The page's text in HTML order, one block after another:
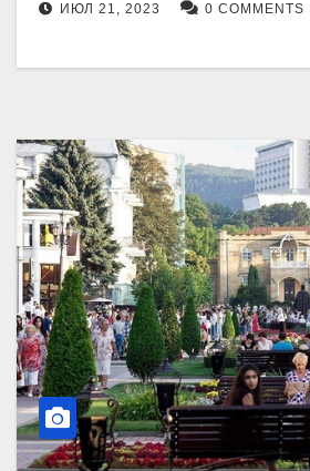
Ставропольском крае.
ИЮЛ 21, 2023 0 COMMENTS